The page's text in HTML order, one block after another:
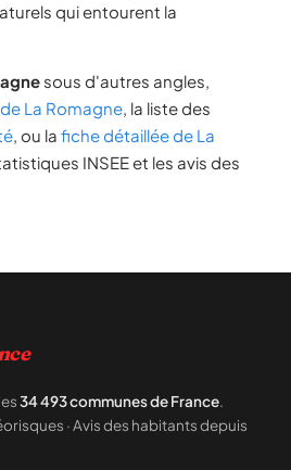
qui entourent la
sous d'autres angles,
La Romagne, la liste des
, ou la fiche détaillée de La
INSEE et les avis des
34 493 communes de France.
· Avis des habitants depuis